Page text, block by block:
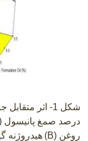
شکل 1- اثر
درصد صمغ پانیسول
روغن B)
) هیدروژنه